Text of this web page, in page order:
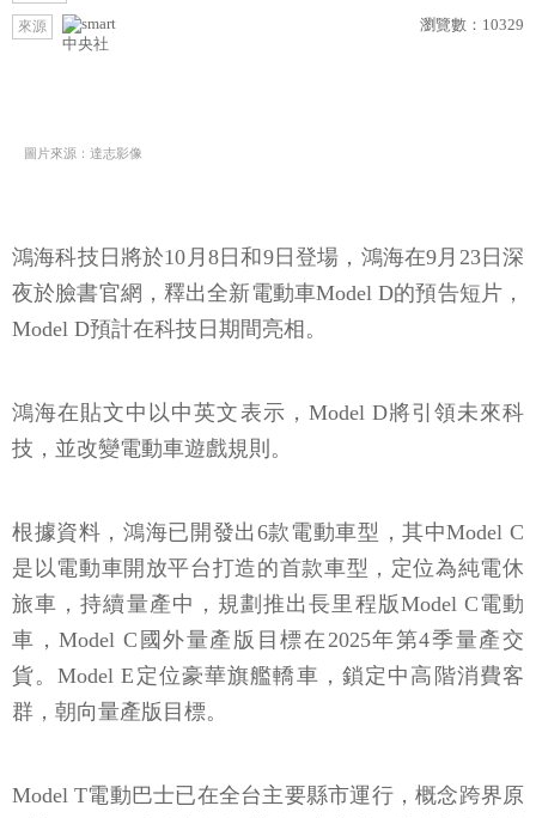
來源
中央社
瀏覽數： 10329
圖片來源：達志影像
鴻海科技日將於10月8日和9日登場，鴻海在9月23日深
夜於臉書官網，釋出全新電動車Model D的預告短片，
Model D預計在科技日期間亮相。
鴻海在貼文中以中英文表示，Model D將引領未來科
技，並改變電動車遊戲規則。
根據資料，鴻海已開發出6款電動車型，其中Model C
是以電動車開放平台打造的首款車型，定位為純電休
旅車，持續量產中，規劃推出長里程版Model C電動
車，Model C國外量產版目標在2025年第4季量產交
貨。Model E定位豪華旗艦轎車，鎖定中高階消費客
群，朝向量產版目標。
Model T電動巴士已在全台主要縣市運行，概念跨界原